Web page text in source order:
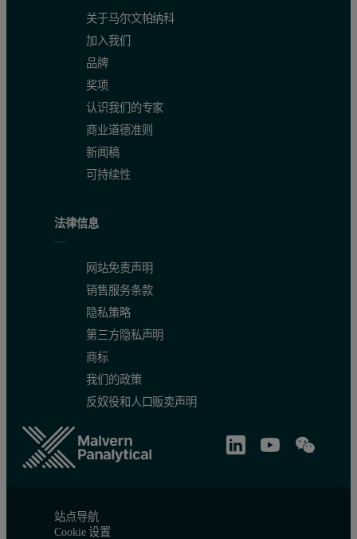
关于马尔文帕纳科
加入我们
品牌
奖项
认识我们的专家
商业道德准则
新闻稿
可持续性
法律信息
网站免责声明
销售服务条款
隐私策略
第三方隐私声明
商标
我们的政策
反奴役和人口贩卖声明
站点导航
Cookie 设置